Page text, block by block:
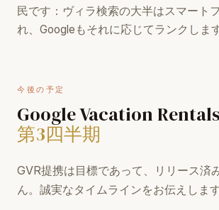
民です：ヴィラ検索の大半はスマート
れ、Googleもそれに応じてランクします
今後の予定
Google Vacation
第3四半期
GVR提携は目標であって、リリース済
ん。誠実なタイムラインをお伝えします